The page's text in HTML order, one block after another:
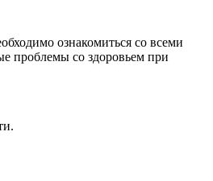
ознакомиться со всеми
проблемы со здоровьем при